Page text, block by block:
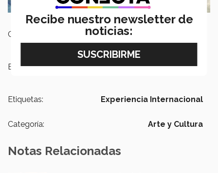
Campus:
Escuelas: PrepaTec
Etiquetas: Experiencia Internacional
Categoría: Arte y Cultura
Notas Relacionadas
Recibe nuestro newsletter de
noticias: